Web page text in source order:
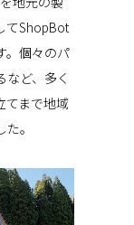
てShopBot
。個々のパ
ど、多く
てまで地域
。